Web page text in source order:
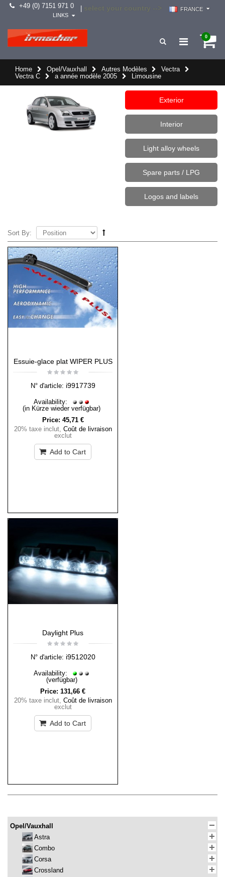
+49 (0) 7151 971 0
FRANCE
LINKS
0
Home Opel/Vauxhall Autres Modèles
Vectra
Vectra C
a année modèle 2005 Limousine
Exterior
Interior
Light alloy wheels
Spare parts / LPG
Logos and labels
Sort By:
Essuie-glace plat WIPER PLUS
N° d'article: i9917739
Availability:
(in Kürze wieder verfügbar)
Price: 45,71 €
20% taxe inclut, Coût de livraison
exclut
Add to Cart
Daylight Plus
N° d'article: i9512020
Availability:
(verfügbar)
Price: 131,66 €
20% taxe inclut, Coût de livraison
exclut
Add to Cart
Opel/Vauxhall
Astra
Combo
Corsa
Crossland